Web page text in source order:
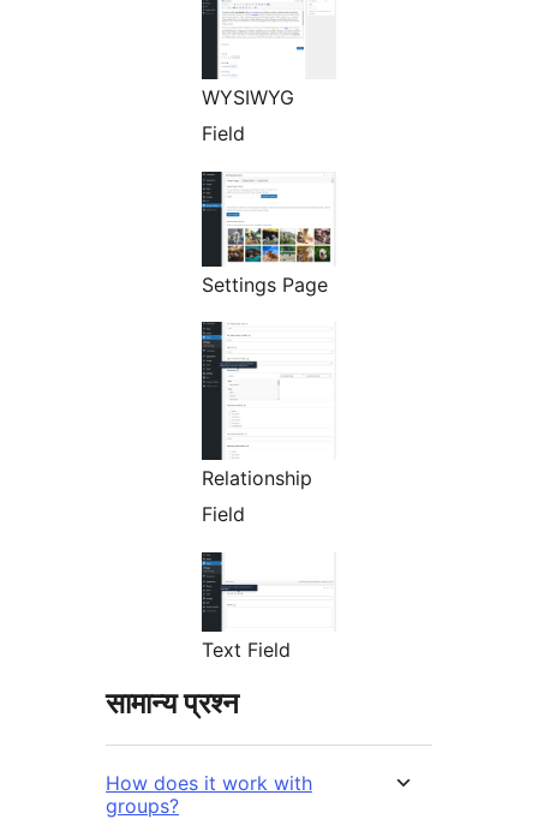
WYSIWYG
Field
Settings Page
Relationship
Field
Text Field
सामान्य प्रश्न
How does it work with
groups?